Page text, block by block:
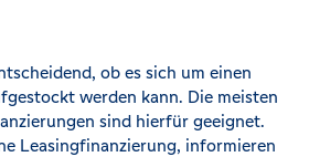
ob es sich um einen
werden kann. Die meisten
sind hierfür geeignet.
Leasingfinanzierung, informieren